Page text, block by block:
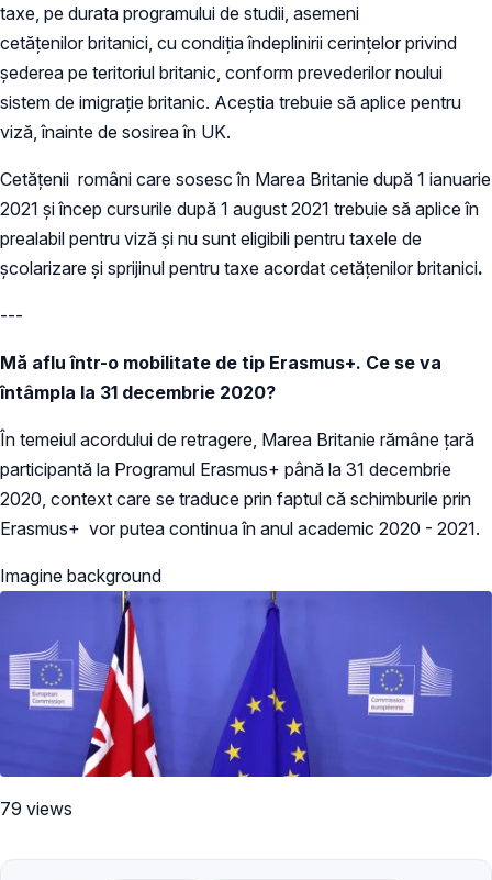
taxe, pe durata programului de studii, asemeni
cetățenilor britanici, cu condiția îndeplinirii cerințelor privind
șederea pe teritoriul britanic, conform prevederilor noului
sistem de imigrație britanic. Aceștia trebuie să aplice pentru
viză, înainte de sosirea în UK.
Cetățenii români care sosesc în Marea Britanie după 1 ianuarie
2021 și încep cursurile după 1 august 2021 trebuie să aplice în
prealabil pentru viză și nu sunt eligibili pentru taxele de
școlarizare și sprijinul pentru taxe acordat cetățenilor britanici.
---
Mă aflu într-o mobilitate de tip Erasmus+. Ce se va
întâmpla la 31 decembrie 2020?
În temeiul acordului de retragere, Marea Britanie rămâne țară
participantă la Programul Erasmus+ până la 31 decembrie
2020, context care se traduce prin faptul că schimburile prin
Erasmus+ vor putea continua în anul academic 2020 - 2021.
Imagine background
79 views